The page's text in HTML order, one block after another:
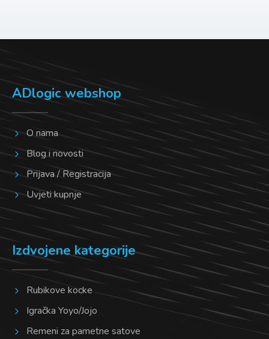
proizvoda
ADlogic webshop
O nama
Blog i novosti
Prijava / Registracija
Uvjeti kupnje
Izdvojene kategorije
Rubikove kocke
Igračka Yoyo/Jojo
Remeni za pametne satove